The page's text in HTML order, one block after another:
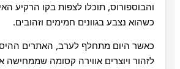
והבוספורוס, תוכלו לצפות בקו הרקיע
כשהוא נצבע בגוונים חמימים וזהובים.
כאשר היום מתחלף לערב, האתרים
לזהור ויוצרים אווירה קסומה שממחישה